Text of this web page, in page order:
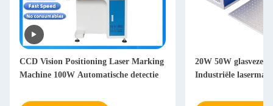
20W 50W glasvezelmarkeringsmachine
Industriële lasermarkeringsmachine
30 Watt EZCAD-